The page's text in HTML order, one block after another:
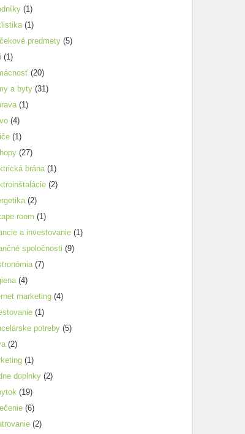
(1)
(1)
predmety (5)
(1)
(20)
a byty (31)
(1)
(4)
(1)
(27)
brána (1)
(2)
(2)
room (1)
a investovanie (1)
spoločnosti (9)
(7)
(4)
marketing (4)
(1)
potreby (5)
(2)
(1)
doplnky (2)
(19)
(6)
(2)